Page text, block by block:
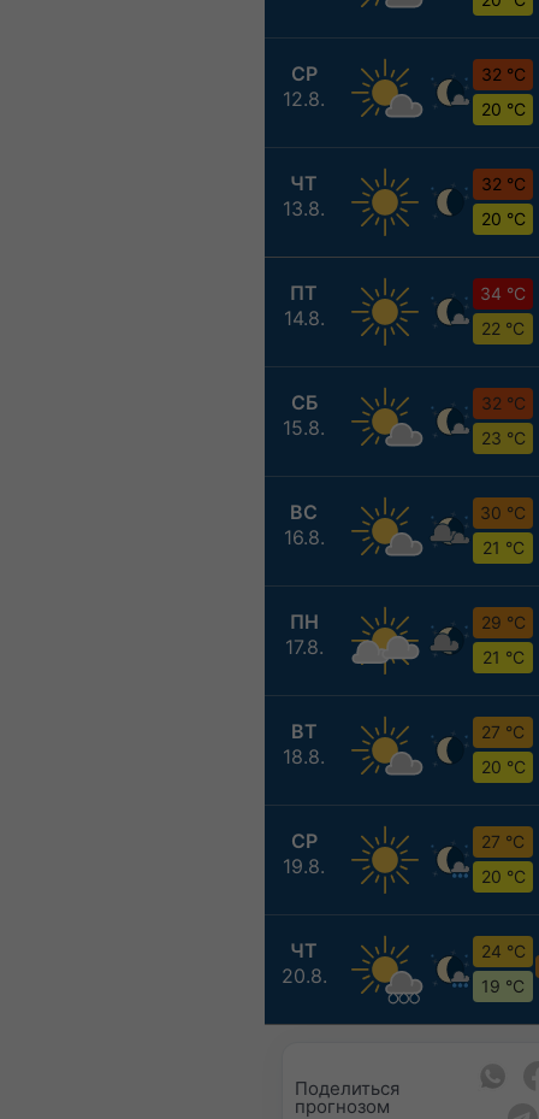
СР
12.8.
32 °C
20 °C
ЧТ
13.8.
32 °C
20 °C
ПТ
14.8.
34 °C
22 °C
СБ
15.8.
32 °C
23 °C
ВС
16.8.
30 °C
21 °C
ПН
17.8.
29 °C
21 °C
ВТ
18.8.
27 °C
20 °C
СР
19.8.
27 °C
20 °C
ЧТ
20.8.
24 °C
19 °C
Поделиться
прогнозом